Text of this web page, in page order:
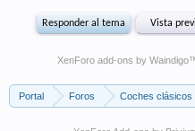
XenForo add-ons by Waindigo
Portal Foros Coches clásicos